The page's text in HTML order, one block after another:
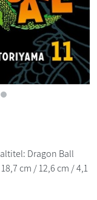
Dragon Ball
cm / 12,6 cm / 4,1